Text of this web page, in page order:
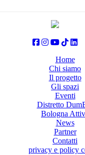
Home
Chi siamo
Il progetto
Gli spazi
Eventi
Distretto
Bologna
News
Partner
Contatti
privacy e policy